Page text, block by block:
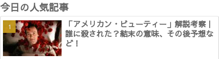
今日の人気記事
「アメリカン・ビューティー」解説考察｜
誰に殺された？結末の意味、その後予想な
ど！